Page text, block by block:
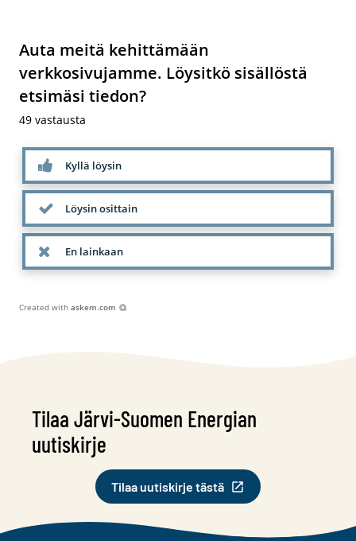
Auta meitä kehittämään
verkkosivujamme. Löysitkö sisällöstä
etsimäsi tiedon?
49 vastausta
Kyllä löysin
Löysin osittain
En lainkaan
Created with askem.com
Tilaa Järvi-Suomen Energian
uutiskirje
Tilaa uutiskirje tästä